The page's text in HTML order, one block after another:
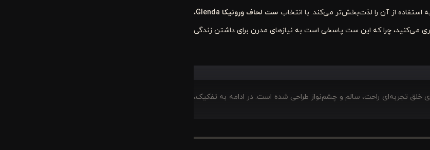
استفاده از آن را لذت‌بخش‌تر می‌کند. با انتخاب ست لحاف ورونیکا Glenda،
می‌کنید، چرا که این ست پاسخی است به نیازهای مدرن برای داشتن زندگی
خلق تجربه‌ای راحت، سالم و چشم‌نواز طراحی شده است. در ادامه به تفکیک،